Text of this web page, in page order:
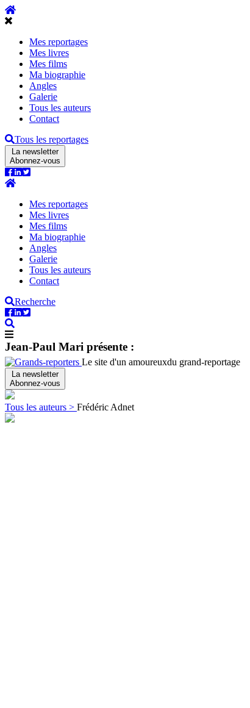
Mes reportages
Mes livres
Mes films
Ma biographie
Angles
Galerie
Tous les auteurs
Contact
Tous les reportages
La newsletter
Abonnez-vous
Mes reportages
Mes livres
Mes films
Ma biographie
Angles
Galerie
Tous les auteurs
Contact
Recherche
Jean-Paul Mari présente :
Le site d'un amoureuxdu grand-reportage
La newsletter
Abonnez-vous
Tous les auteurs > Frédéric Adnet